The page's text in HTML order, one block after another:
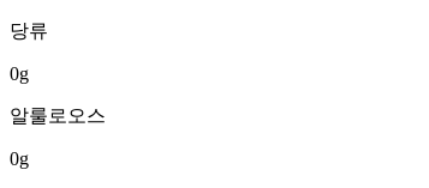
당류
0g
알룰로오스
0g